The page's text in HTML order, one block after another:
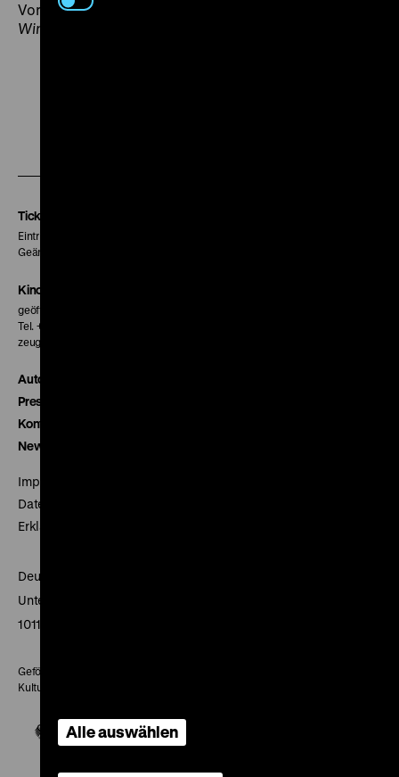
Vorfilm läuft Sirks erste filmische Arbeit
Windhunde
Tickets
Eintritt 5 €
Geänderte Preise sind im Programm vermerkt.
Kinokasse
geöffnet 30 Minuten vor Beginn der ersten Vorstellung
Tel. + 49 30 20304-770
zeughauskino@dhm.de
Autor*innen
Presse
Kontakt
Newsletter
Impressum
Datenschutz
Erklärung digitale Barrierefreiheit
Deutsches Historisches Museum
Unter den Linden 2
10117 Berlin
Gefördert mit Mitteln des Beauftragten der Bundesregierung für
Kultur und Medien
Alle auswählen